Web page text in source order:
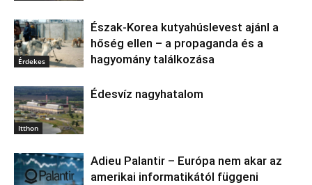
Érdekes
Észak‑Korea kutyahúslevest ajánl a
hőség ellen – a propaganda és a
hagyomány találkozása
Itthon
Édesvíz nagyhatalom
Adieu Palantir – Európa nem akar az
amerikai informatikától függeni